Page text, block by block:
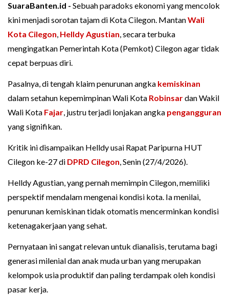
SuaraBanten.id - Sebuah paradoks ekonomi yang mencolok
kini menjadi sorotan tajam di Kota Cilegon. MantanWali
Kota Cilegon, Helldy Agustian, secara terbuka
mengingatkan Pemerintah Kota (Pemkot) Cilegon agar tidak
cepat berpuas diri.
Pasalnya, di tengah klaim penurunan angka kemiskinan
dalam setahun kepemimpinan Wali Kota Robinsardan Wakil
Wali Kota Fajar, justru terjadi lonjakan angka pengangguran
yang signifikan.
Kritik ini disampaikan Helldy usai Rapat Paripurna HUT
Cilegon ke-27 di DPRD Cilegon, Senin (27/4/2026).
Helldy Agustian, yang pernah memimpin Cilegon, memiliki
perspektif mendalam mengenai kondisi kota. Ia menilai,
penurunan kemiskinan tidak otomatis mencerminkan kondisi
ketenagakerjaan yang sehat.
Pernyataan ini sangat relevan untuk dianalisis, terutama bagi
generasi milenial dan anak muda urban yang merupakan
kelompok usia produktif dan paling terdampak oleh kondisi
pasar kerja.